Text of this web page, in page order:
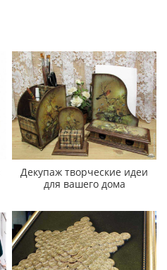
Декупаж творческие идеи
для вашего дома